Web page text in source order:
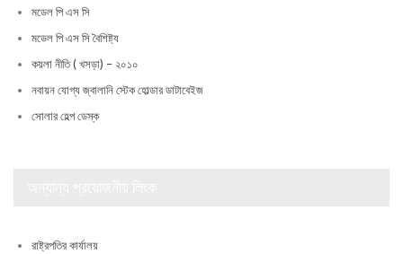
মডেল পি এস সি
মডেল পি এস সি বৈশিষ্ট্য
কয়লা নীতি ( খসড়া) – ২০১০
নবায়ন যোগ্য জ্বালানি স্টেক হোল্ডার ডাটাবেইজ
সোলার হেল্প ডেস্ক
রাষ্ট্রপতির কার্যালয়